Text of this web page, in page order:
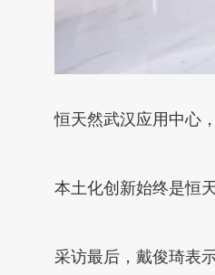
恒天然武汉应用中心
本土化创新始终是恒
采访最后，戴俊琦表